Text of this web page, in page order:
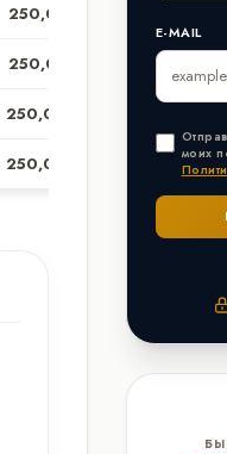
250,000 THB
250,000 THB
250,000 THB
250,000 THB
E-MAIL
моих